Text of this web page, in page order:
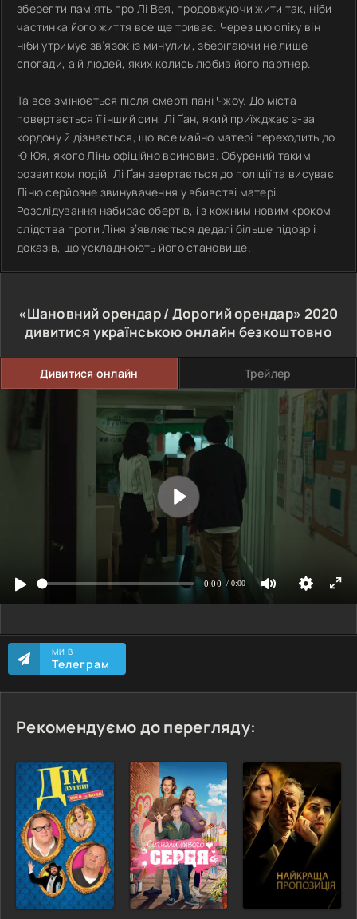
зберегти пам’ять про Лі Вея, продовжуючи жити так, ніби
частинка його життя все ще триває. Через цю опіку він
ніби утримує зв’язок із минулим, зберігаючи не лише
спогади, а й людей, яких колись любив його партнер.
Та все змінюється після смерті пані Чжоу. До міста
повертається її інший син, Лі Ґан, який приїжджає з-за
кордону й дізнається, що все майно матері переходить до
Ю Юя, якого Лінь офіційно всиновив. Обурений таким
розвитком подій, Лі Ґан звертається до поліції та висуває
Ліню серйозне звинувачення у вбивстві матері.
Розслідування набирає обертів, і з кожним новим кроком
слідства проти Ліня з’являється дедалі більше підозр і
доказів, що ускладнюють його становище.
«Шановний орендар / Дорогий орендар» 2020
дивитися українською онлайн безкоштовно
Дивитися онлайн Трейлер
МИ В
Телеграм
Рекомендуємо до перегляду: